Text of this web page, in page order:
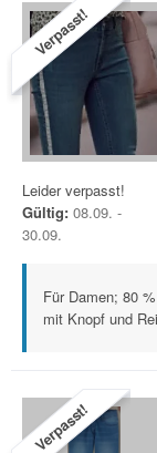
Verpasst!
Leider verpasst!
Gültig: 08.09. -
30.09.
Für Damen; 80
mit Knopf und
Verpasst!